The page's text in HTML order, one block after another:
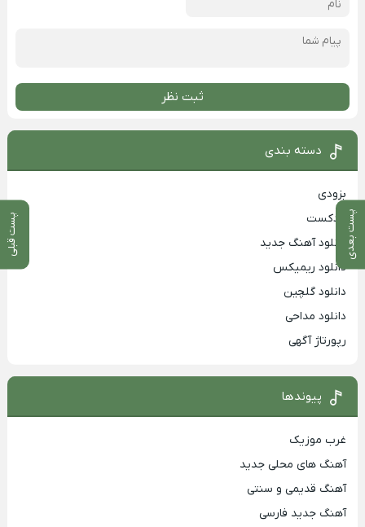
پست بعدی پست قبلی
ثبت نظر
دسته بندی
بزودی
پادکست
دانلود آهنگ جدید
دانلود ریمیکس
دانلود گلچین
دانلود مداحی
رپورتاژ آگهی
پیوندها
غرب موزیک
آهنگ های محلی جدید
آهنگ قدیمی و سنتی
آهنگ جدید فارسی